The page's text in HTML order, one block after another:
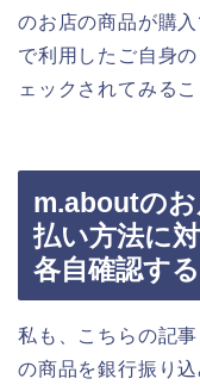
のお店の商品が購
で利用したご自身
ェックされてみる
m.aboutの
払い方法に
各自確認する
私も、こちらの記
の商品を銀行振り